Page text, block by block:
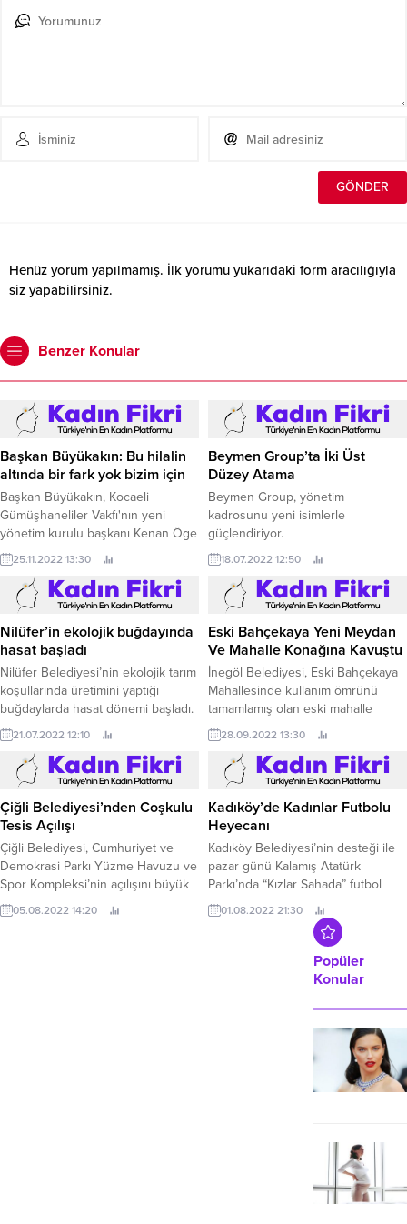
Henüz yorum yapılmamış. İlk yorumu yukarıdaki form aracılığıyla
siz yapabilirsiniz.
Benzer Konular
Başkan Büyükakın: Bu hilalin
altında bir fark yok bizim için
Başkan Büyükakın, Kocaeli
Gümüşhaneliler Vakfı'nın yeni
yönetim kurulu başkanı Kenan Öge
ve yönetim kurulu üyeleriyle
buluştu Sivil Toplum Kuruluşlarıyla
her fırsatta bir araya gelen,
ziyaretler gerçekleştirerek kente
dair ortak aklı diri tutan Kocaeli
Büyükşehir Belediye Başkanı Tahir
Büyükakın, Kocaeli Gümüşhaneliler
Vakfı'nın...
25.11.2022 13:30
Beymen Group’ta İki Üst
Düzey Atama
Beymen Group, yönetim
kadrosunu yeni isimlerle
güçlendiriyor.
18.07.2022 12:50
Nilüfer’in ekolojik buğdayında
hasat başladı
Nilüfer Belediyesi’nin ekolojik tarım
koşullarında üretimini yaptığı
buğdaylarda hasat dönemi başladı.
21.07.2022 12:10
Eski Bahçekaya Yeni Meydan
Ve Mahalle Konağına Kavuştu
İnegöl Belediyesi, Eski Bahçekaya
Mahallesinde kullanım ömrünü
tamamlamış olan eski mahalle
konağını yıkarak burada
hayırseverlerin de katkılarıyla yeni
ve modern bir Mahalle Konağı
yaptı.
28.09.2022 13:30
Çiğli Belediyesi’nden Coşkulu
Tesis Açılışı
Çiğli Belediyesi, Cumhuriyet ve
Demokrasi Parkı Yüzme Havuzu ve
Spor Kompleksi’nin açılışını büyük
bir katılımla gerçekleştirdi.
05.08.2022 14:20
Kadıköy’de Kadınlar Futbolu
Heyecanı
Kadıköy Belediyesi’nin desteği ile
pazar günü Kalamış Atatürk
Parkı’nda “Kızlar Sahada” futbol
turnuvası gerçekleşti.
01.08.2022 21:30
Popüler
Konular